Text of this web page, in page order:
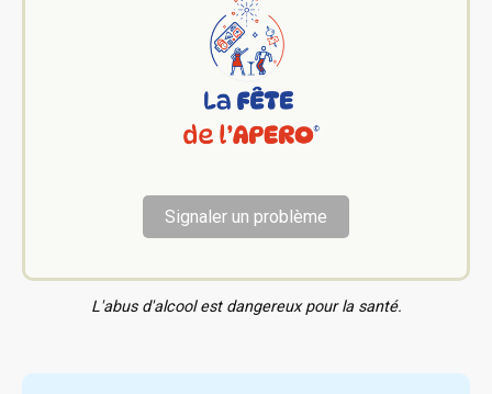
Signaler un problème
L'abus d'alcool est dangereux pour la santé.